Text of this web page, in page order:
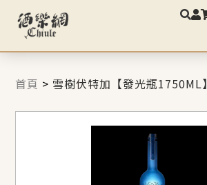
首頁 > 雪樹伏特加【發光瓶1750ML】